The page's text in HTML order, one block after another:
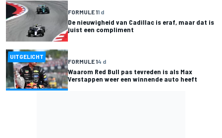
FORMULE 11 d
De nieuwigheid van Cadillac is eraf, maar dat is
juist een compliment
UITGELICHT
FORMULE 14 d
Waarom Red Bull pas tevreden is als Max
Verstappen weer een winnende auto heeft